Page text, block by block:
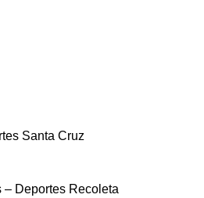
Santa Cruz
– Deportes Recoleta